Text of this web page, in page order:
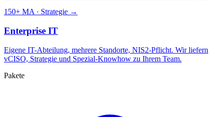
150+ MA · Strategie →
Enterprise IT
Eigene IT-Abteilung, mehrere Standorte, NIS2-Pflicht. Wir liefern
vCISO, Strategie und Spezial-Knowhow zu Ihrem Team.
Pakete